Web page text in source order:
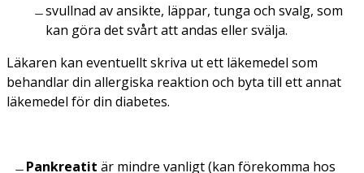
svullnad av ansikte, läppar, tunga och svalg, som
kan göra det svårt att andas eller svälja.
Läkaren kan eventuellt skriva ut ett läkemedel som
behandlar din allergiska reaktion och byta till ett annat
läkemedel för din diabetes.
Pankreatit är mindre vanligt (kan förekomma hos